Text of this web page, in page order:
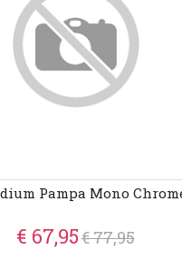
Pampa Mono
€ 67,95€ 77,95